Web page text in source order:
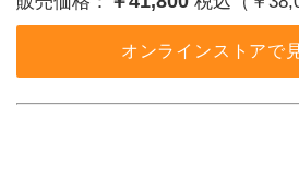
オンラインストアで